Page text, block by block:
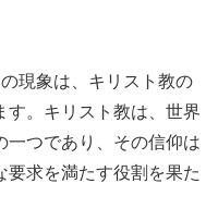
現象は、キリスト教の
す。キリスト教は、世界
一つであり、その信仰は
要求を満たす役割を果た